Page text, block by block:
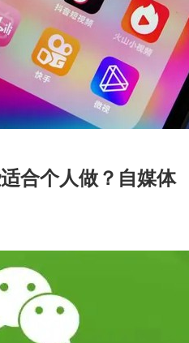
合个人做？自媒体